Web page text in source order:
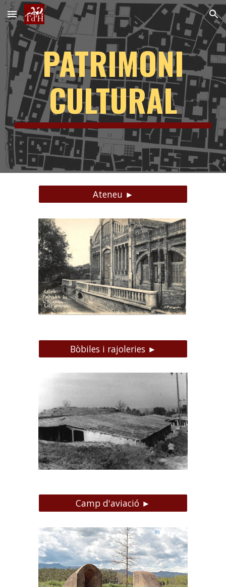
Skip to main content Skip to navigation
PATRIMONI
CULTURAL
Ateneu ►
Bòbiles i rajoleries ►
Camp d'aviació ►